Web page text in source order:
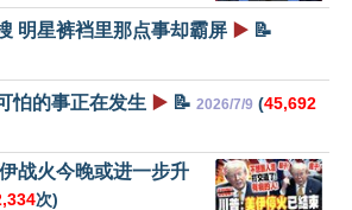
明星裤裆里那点事却霸屏 ▶️ 📝
怕的事正在发生 ▶️ 📝 2026/7/9 (45,692
战火今晚或进一步升
次)